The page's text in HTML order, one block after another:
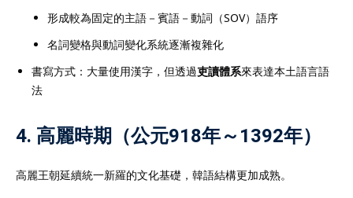
形成較為固定的主語－賓語－動詞（SOV）語序
名詞變格與動詞變化系統逐漸複雜化
書寫方式：大量使用漢字，但透過吏讀體系來表達本土語言語
法
4. 高麗時期（公元918年～1392年）
高麗王朝延續統一新羅的文化基礎，韓語結構更加成熟。